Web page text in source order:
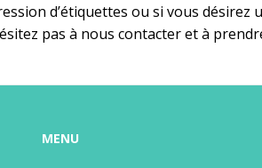
en paravent
d’étiquettes ou si vous désirez
pas à nous contacter et à
MENU